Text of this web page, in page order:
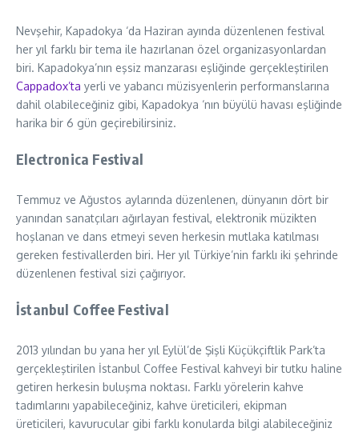
Nevşehir, Kapadokya ‘da Haziran ayında düzenlenen festival
her yıl farklı bir tema ile hazırlanan özel organizasyonlardan
biri. Kapadokya’nın eşsiz manzarası eşliğinde gerçekleştirilen
Cappadox’ta yerli ve yabancı müzisyenlerin performanslarına
dahil olabileceğiniz gibi, Kapadokya ‘nın büyülü havası eşliğinde
harika bir 6 gün geçirebilirsiniz.
Electronica Festival
Temmuz ve Ağustos aylarında düzenlenen, dünyanın dört bir
yanından sanatçıları ağırlayan festival, elektronik müzikten
hoşlanan ve dans etmeyi seven herkesin mutlaka katılması
gereken festivallerden biri. Her yıl Türkiye’nin farklı iki şehrinde
düzenlenen festival sizi çağırıyor.
İstanbul Coffee Festival
2013 yılından bu yana her yıl Eylül’de Şişli Küçükçiftlik Park’ta
gerçekleştirilen İstanbul Coffee Festival kahveyi bir tutku haline
getiren herkesin buluşma noktası. Farklı yörelerin kahve
tadımlarını yapabileceğiniz, kahve üreticileri, ekipman
üreticileri, kavurucular gibi farklı konularda bilgi alabileceğiniz